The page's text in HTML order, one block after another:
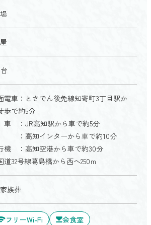
電車：とさでん後免線知寄町3丁目駅か
歩で約5分
：JR高知駅から車で約5分
高知インターから車で約10分
機 ：高知空港から車で約30分
32号線葛島橋から西へ250ｍ
家族葬
フリーWi-Fi
会食室